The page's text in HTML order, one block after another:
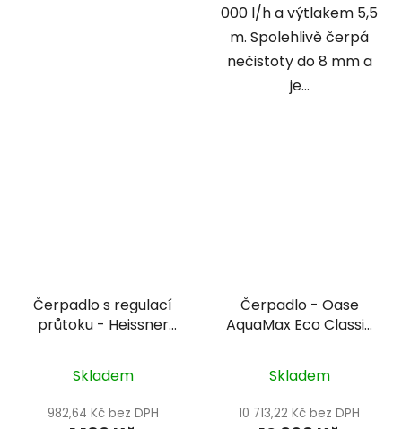
000 l/h a výtlakem 5,5
m. Spolehlivě čerpá
nečistoty do 8 mm a
je...
Čerpadlo s regulací
průtoku - Heissner
Skladem
982,64 Kč bez DPH
Čerpadlo - Oase
AquaMax Eco Classic
Skladem
10 713,22 Kč bez DPH